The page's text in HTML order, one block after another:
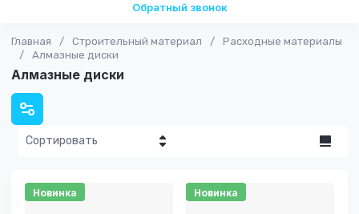
Обратный звонок
Главная / Строительный материал /
Расходные материалы
/
Алмазные диски
Алмазные диски
Сортировать
Цена -
Новинка Новинка